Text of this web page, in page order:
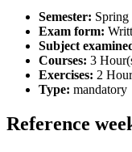
Semester: Spring
Exam form:
Subject
Courses: 3
Exercises: 2
Type: mandatory
Reference